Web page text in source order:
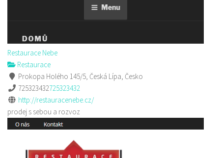
Restaurace Nebe
Restaurace
Prokopa Holého 145/5, Česká Lípa, Česko
725323432725323432
http://restauracenebe.cz/
prodej s sebou a rozvoz